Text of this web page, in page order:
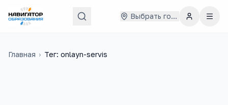
Выбрать город
Главная › Тег: onlayn-servis